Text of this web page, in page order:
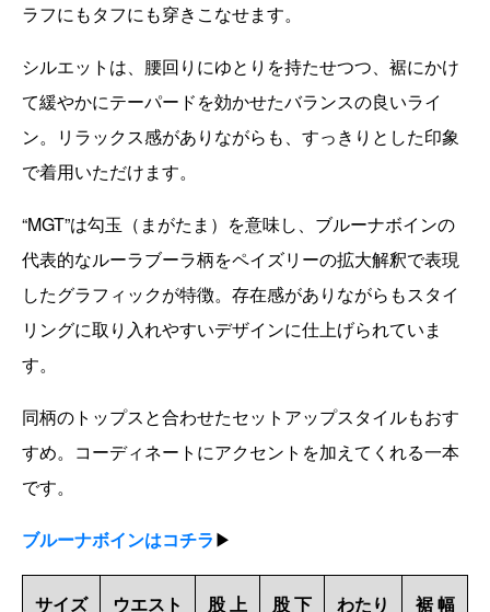
ラフにもタフにも穿きこなせます。
シルエットは、腰回りにゆとりを持たせつつ、裾にかけ
て緩やかにテーパードを効かせたバランスの良いライ
ン。リラックス感がありながらも、すっきりとした印象
で着用いただけます。
“MGT”は勾玉（まがたま）を意味し、ブルーナボインの
代表的なルーラブーラ柄をペイズリーの拡大解釈で表現
したグラフィックが特徴。存在感がありながらもスタイ
リングに取り入れやすいデザインに仕上げられていま
す。
同柄のトップスと合わせたセットアップスタイルもおす
すめ。コーディネートにアクセントを加えてくれる一本
です。
ブルーナボインはコチラ▶
サイズ ウエスト 股 上 股 下 わたり 裾 幅